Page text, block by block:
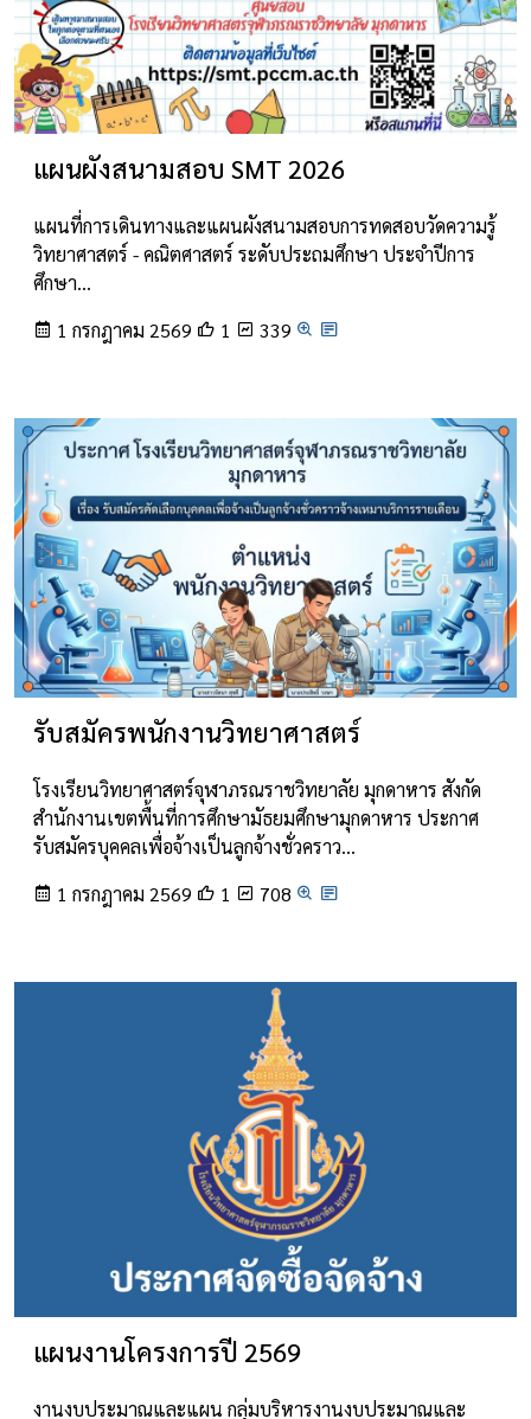
แผนผังสนามสอบ SMT 2026
แผนที่การเดินทางและแผนผังสนามสอบการทดสอบวัดความรู้
วิทยาศาสตร์ - คณิตศาสตร์ ระดับประถมศึกษา ประจำปีการ
ศึกษา…
1 กรกฎาคม 2569
1 339
รับสมัครพนักงานวิทยาศาสตร์
โรงเรียนวิทยาศาสตร์จุฬาภรณราชวิทยาลัย มุกดาหาร สังกัด
สำนักงานเขตพื้นที่การศึกษามัธยมศึกษามุกดาหาร ประกาศ
รับสมัครบุคคลเพื่อจ้างเป็นลูกจ้างชั่วคราว…
1 กรกฎาคม 2569
1 708
แผนงานโครงการปี 2569
งานงบประมาณและแผน กลุ่มบริหารงานงบประมาณและ